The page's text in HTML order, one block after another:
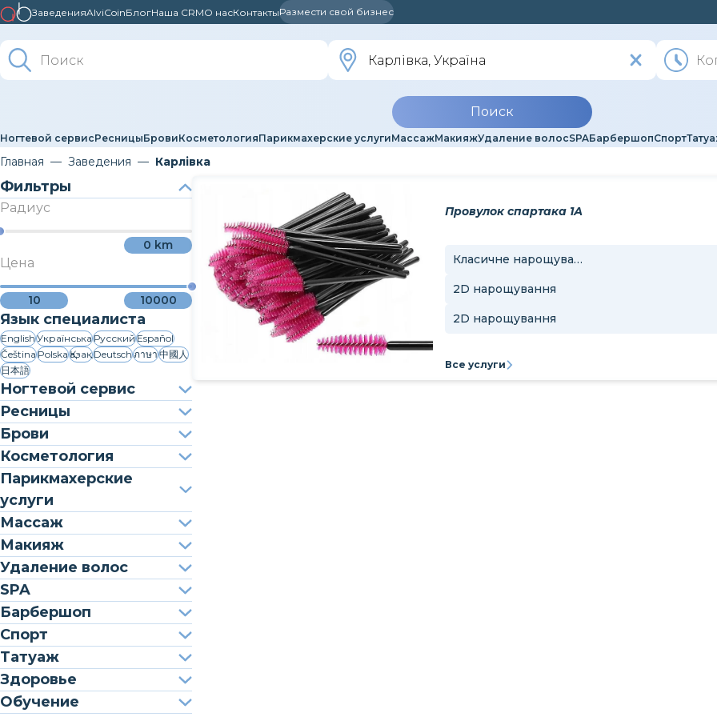
ЗаведенияAlviCoinБлогНаша CRMО насКонтактыРазмести свой бизнес
Поиск
Ногтевой сервисРесницыБровиКосметологияПарикмахерские услугиМассажМакияжУдаление волосSPAБарбершопСпорт
Главная Заведения Карлівка
Фильтры
Радиус
0 km
Цена
10 10000
Язык специалиста
EnglishУкраїнськаРусскийEspañol
ČeštinaPolskaҚазақDeutschภาษา中國人
日本語
Ногтевой сервис
Ресницы
Брови
Косметология
Парикмахерские
услуги
Массаж
Макияж
Удаление волос
SPA
Барбершоп
Спорт
Татуаж
Здоровье
Обучение
Провулок спартака 1А
Класичне нарощування
2D нарощування
2D нарощування
Все услуги